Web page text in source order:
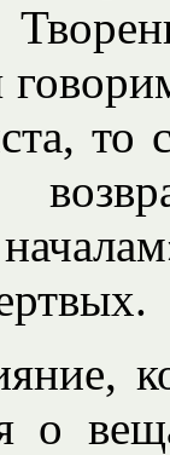
то
о